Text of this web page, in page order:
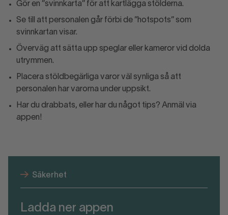
Gör en ”svinnkarta” för att kartlägga stölderna.
Se till att personalen går förbi de ”hotspots” som
svinnkartan visar.
Överväg att sätta upp speglar eller kameror vid dolda
utrymmen.
Placera stöldbegärliga varor väl synliga så att
personalen har varorna under uppsikt.
Har du drabbats, eller har du något tips? Anmäl via
appen!
Säkerhet
Ladda ner appen